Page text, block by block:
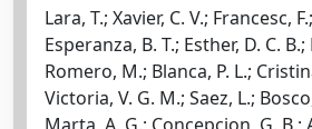
Lara, T.; Xavier, C. V.; Francesc,
Esperanza, B. T.; Esther, D. C. B.;
Romero, M.; Blanca, P. L.;
Victoria, V. G. M.; Saez, L.;